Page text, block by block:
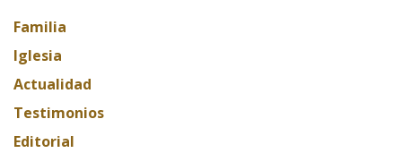
Familia
Iglesia
Actualidad
Testimonios
Editorial